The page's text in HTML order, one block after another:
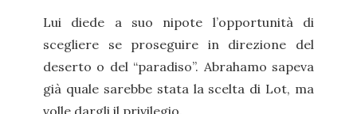
Lui diede a suo nipote l’opportunità di
scegliere se proseguire in direzione del
deserto o del “paradiso”. Abrahamo sapeva
già quale sarebbe stata la scelta di Lot, ma